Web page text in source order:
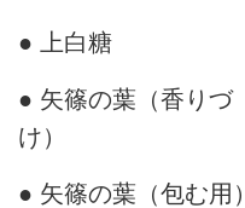
● 上白糖
● 矢篠の葉（香りづ
け）
● 矢篠の葉（包む用）